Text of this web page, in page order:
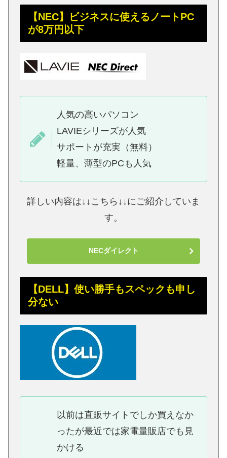
【NEC】ビジネスに使えるノートPC
が8万円以下
人気の高いパソコン
LAVIEシリーズが人気
サポートが充実（無料）
軽量、薄型のPCも人気
詳しい内容は↓↓こちら↓↓にご紹介していま
す。
NECダイレクト
【DELL】使い勝手もスペックも申し
分ない
以前は直販サイトでしか買えなか
ったが最近では家電量販店でも見
かける